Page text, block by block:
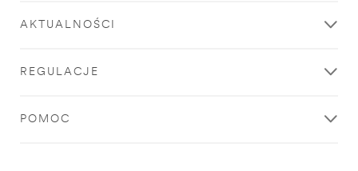
AKTUALNOŚCI
REGULACJE
POMOC